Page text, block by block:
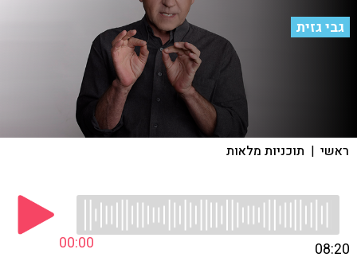
גבי גזית
ראשי | תוכניות מלאות
00:00 08:20